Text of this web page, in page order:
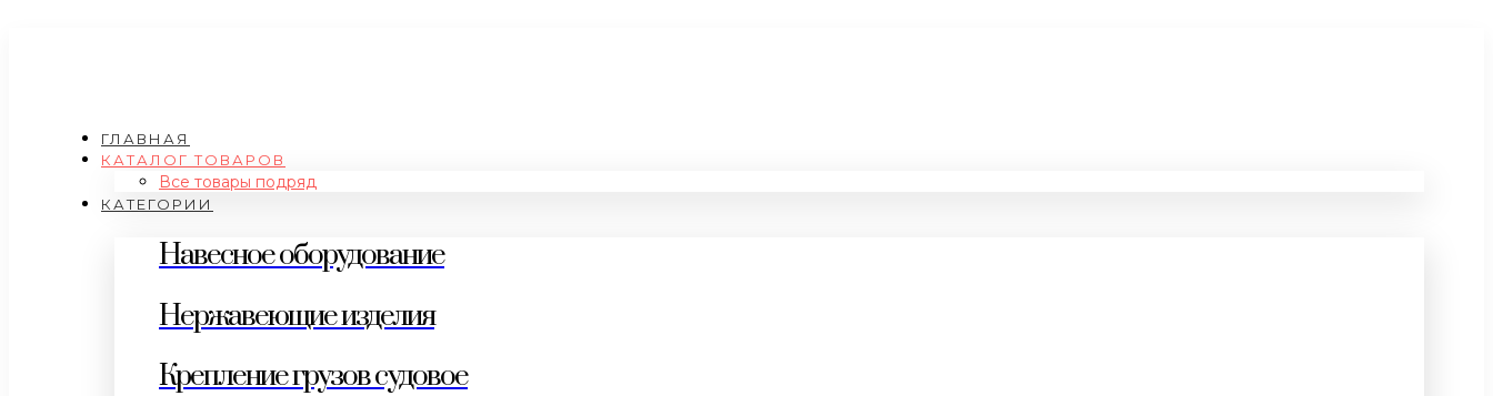
ГЛАВНАЯ
КАТАЛОГ ТОВАРОВ
Все товары подряд
КАТЕГОРИИ
Навесное оборудование
Нержавеющие изделия
Крепление грузов судовое